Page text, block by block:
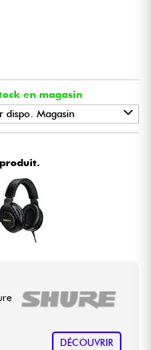
en magasin
dispo. Magasin
DÉCOUVRIR